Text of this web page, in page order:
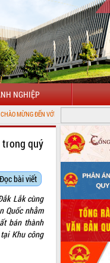
NGHIỆP
CỔNG THÔNG TIN ĐIỆN TỬ TỈNH ĐẮK LẮK
trong quý
bài viết
Lắk cùng
Quốc nhằm
bán thành
Khu công